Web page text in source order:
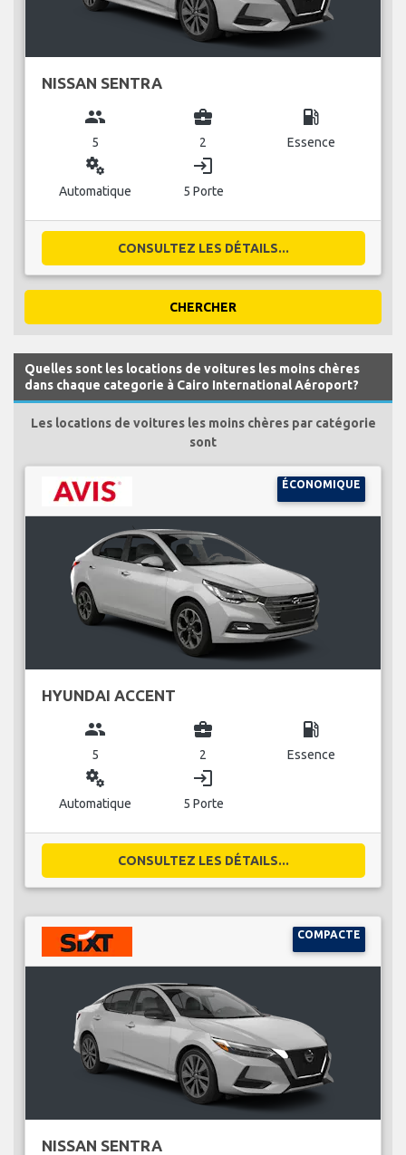
NISSAN SENTRA
group
5
business_center
2
local_gas_station
Essence
miscellaneous_services
Automatique
login
5 Porte
CONSULTEZ LES DÉTAILS...
CHERCHER
Quelles sont les locations de voitures les moins chères
dans chaque categorie à Cairo International Aéroport?
Les locations de voitures les moins chères par catégorie
sont
ÉCONOMIQUE
HYUNDAI ACCENT
group
5
business_center
2
local_gas_station
Essence
miscellaneous_services
Automatique
login
5 Porte
CONSULTEZ LES DÉTAILS...
COMPACTE
NISSAN SENTRA